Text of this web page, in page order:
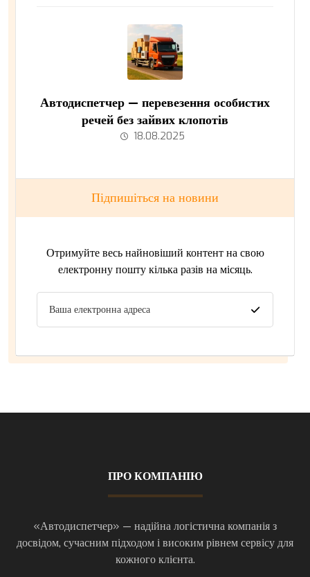
Автодиспетчер — перевезення особистих
речей без зайвих клопотів
18.08.2025
Підпишіться на новини
Отримуйте весь найновіший контент на свою
електронну пошту кілька разів на місяць.
ПРО КОМПАНІЮ
«Автодиспетчер» — надійна логістична компанія з
досвідом, сучасним підходом і високим рівнем сервісу для
кожного клієнта.